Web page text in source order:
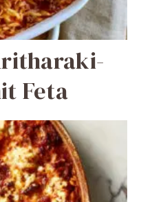
Feta